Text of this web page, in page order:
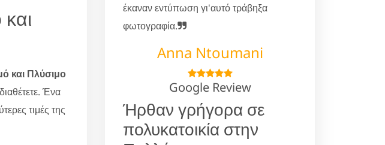
και Πλύσιμο
Ένα
τιμές της
έκαναν εντύπωση γι'αυτό τράβηξα
φωτογραφία.
Anna Ntoumani
Google Review
Ήρθαν γρήγορα σε
πολυκατοικία στην